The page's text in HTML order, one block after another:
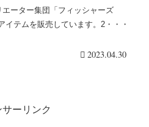
雑貨、アクセサリーも！品
・種類まとめ！
ーター集団「フィッシャーズ
イテムを販売しています。2・・・
2023.04.30
サーリンク